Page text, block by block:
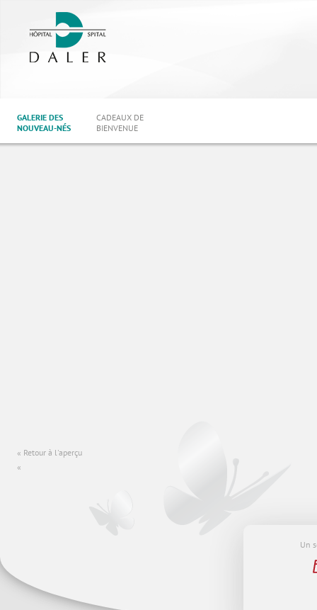
GALERIE DES
NOUVEAU-NÉS
CADEAUX DE
BIENVENUE
Retour à l'aperçu
Un